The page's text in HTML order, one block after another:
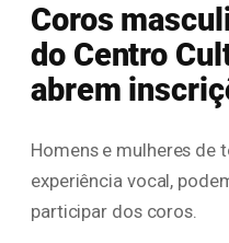
Coros
do Centro
abrem
Homens e mulheres de
experiência vocal,
participar dos coros.